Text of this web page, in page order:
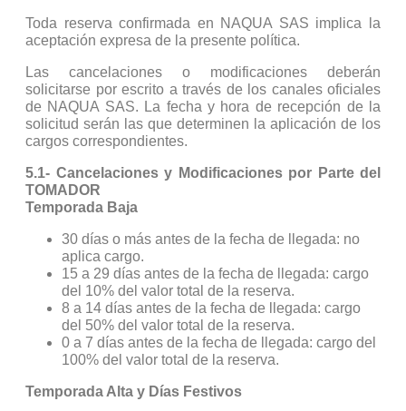
Toda reserva confirmada en NAQUA SAS implica la
aceptación expresa de la presente política.
Las cancelaciones o modificaciones deberán
solicitarse por escrito a través de los canales oficiales
de NAQUA SAS. La fecha y hora de recepción de la
solicitud serán las que determinen la aplicación de los
cargos correspondientes.
5.1- Cancelaciones y Modificaciones por Parte del
TOMADOR
Temporada Baja
30 días o más antes de la fecha de llegada: no
aplica cargo.
15 a 29 días antes de la fecha de llegada: cargo
del 10% del valor total de la reserva.
8 a 14 días antes de la fecha de llegada: cargo
del 50% del valor total de la reserva.
0 a 7 días antes de la fecha de llegada: cargo del
100% del valor total de la reserva.
Temporada Alta y Días Festivos